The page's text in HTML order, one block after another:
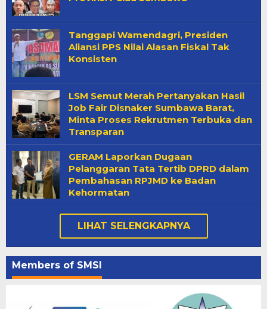
Tanggapi Wamendagri, Presiden
Aliansi PPS Nilai Alasan Fiskal Tak
Konsisten
LSM Semut Merah Pertanyakan Hasil
Job Fair Disnaker Sumbawa Barat,
Minta Proses Rekrutmen Terbuka dan
Transparan
GERAM Laporkan Dugaan
Pelanggaran Tata Tertib DPRD dalam
Pembahasan RPJMD ke Badan
Kehormatan
LIHAT SELENGKAPNYA
Members of SMSI